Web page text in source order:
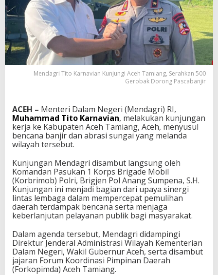
Mendagri Tito Karnavian Kunjungi Aceh Tamiang, Serahkan 500
Gerobak Dorong Pascabanjir
ACEH – Menteri Dalam Negeri (Mendagri) RI,
Muhammad Tito Karnavian, melakukan kunjungan
kerja ke Kabupaten Aceh Tamiang, Aceh, menyusul
bencana banjir dan abrasi sungai yang melanda
wilayah tersebut.
Kunjungan Mendagri disambut langsung oleh
Komandan Pasukan 1 Korps Brigade Mobil
(Korbrimob) Polri, Brigjen Pol Anang Sumpena, S.H.
Kunjungan ini menjadi bagian dari upaya sinergi
lintas lembaga dalam mempercepat pemulihan
daerah terdampak bencana serta menjaga
keberlanjutan pelayanan publik bagi masyarakat.
Dalam agenda tersebut, Mendagri didampingi
Direktur Jenderal Administrasi Wilayah Kementerian
Dalam Negeri, Wakil Gubernur Aceh, serta disambut
jajaran Forum Koordinasi Pimpinan Daerah
(Forkopimda) Aceh Tamiang.